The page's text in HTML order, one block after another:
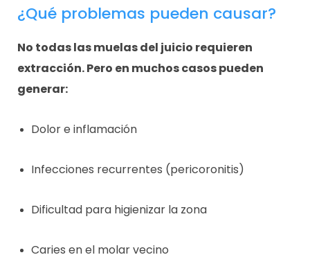
¿Qué problemas pueden causar?
No todas las muelas del juicio requieren
extracción. Pero en muchos casos pueden
generar:
Dolor e inflamación
Infecciones recurrentes (pericoronitis)
Dificultad para higienizar la zona
Caries en el molar vecino